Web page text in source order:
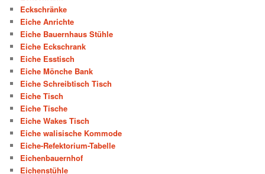
Eckschränke
Eiche Anrichte
Eiche Bauernhaus Stühle
Eiche Eckschrank
Eiche Esstisch
Eiche Mönche Bank
Eiche Schreibtisch Tisch
Eiche Tisch
Eiche Tische
Eiche Wakes Tisch
Eiche walisische Kommode
Eiche-Refektorium-Tabelle
Eichenbauernhof
Eichenstühle